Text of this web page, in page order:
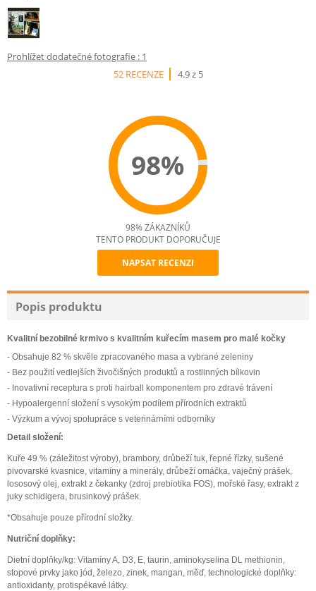
Prohlížet dodatečné fotografie : 1
52 RECENZE
4.9 z 5
98%
Recommend
98% ZÁKAZNÍKŮ
TENTO PRODUKT DOPORUČUJE
NAPSAT RECENZI
Popis produktu
Kvalitní bezobilné krmivo s kvalitním kuřecím masem pro malé kočky
- Obsahuje 82 % skvěle zpracovaného masa a vybrané zeleniny
- Bez použití vedlejších živočišných produktů a rostlinných bílkovin
- Inovativní receptura s proti hairball komponentem pro zdravé trávení
- Hypoalergenní složení s vysokým podílem přírodních extraktů
- Výzkum a vývoj spolupráce s veterinárními odborníky
Detail složení:
Kuře 49 % (záležitost výroby), brambory, drůbeží tuk, řepné řízky, sušené
pivovarské kvasnice, vitamíny a minerály, drůbeží omáčka, vaječný prášek,
lososový olej, extrakt z čekanky (zdroj prebiotika FOS), mořské řasy, extrakt z
juky schidigera, brusinkový prášek.
*Obsahuje pouze přírodní složky.
Nutriční doplňky:
Dietní doplňky/kg: Vitamíny A, D3, E, taurin, aminokyselina DL methionin,
stopové prvky jako jód, železo, zinek, mangan, měď, technologické doplňky:
antioxidanty, protispékavé látky.